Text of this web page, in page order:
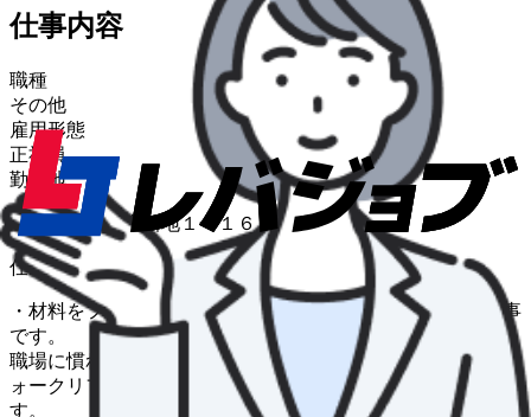
仕事内容
職種
その他
雇用形態
正社員
勤務地
愛媛県西条市港新地１一１６
仕事内容
・材料をフォークリフトで運んで、加熱炉に投入するお仕事
です。 鉄の棒を運んで加熱炉やプレスに運びます。 ・
職場に慣れるまでは鋼材の切断、グラインダー作業、 フ
ォークリフト運転手等の作業補助をしていただきま
す。 気温が高い職場ですので、スポーツドリンク＆